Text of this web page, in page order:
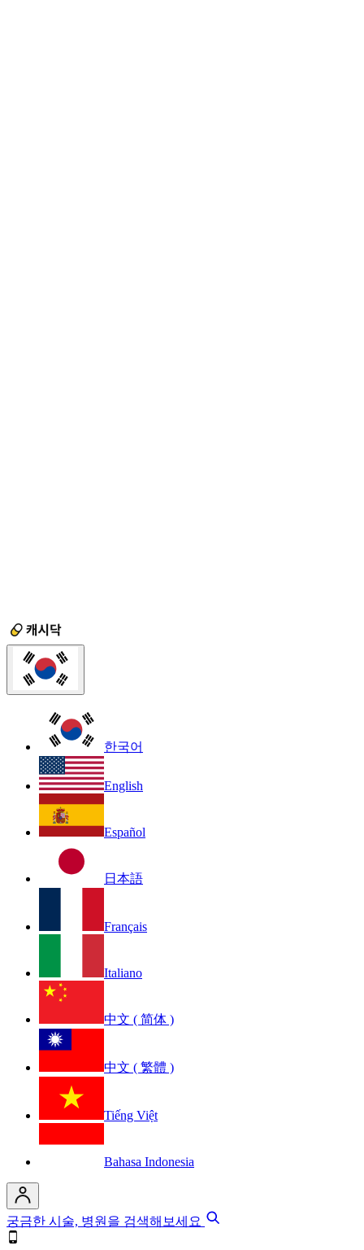
한국어
English
Español
日本語
Français
Italiano
中文 ( 简体 )
中文 ( 繁體 )
Tiếng Việt
Bahasa Indonesia
궁금한 시술, 병원을 검색해보세요